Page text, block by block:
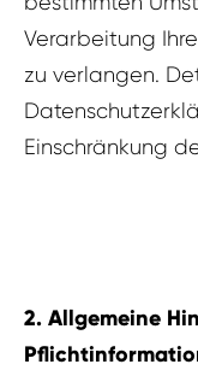
Verarbeitung
zu verlangen.
Einschränkung
2. Allgemeine